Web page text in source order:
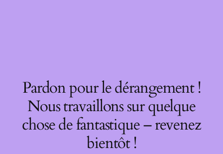
Pardon pour le dérangement !
Nous travaillons sur quelque
chose de fantastique – revenez
bientôt !